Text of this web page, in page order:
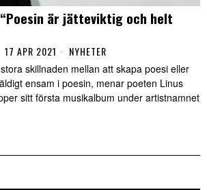
är jätteviktig och helt
17 APR 2021 NYHETER
skillnaden mellan att skapa poesi eller
ensam i poesin, menar poeten Linus
sitt första musikalbum under artistnamnet